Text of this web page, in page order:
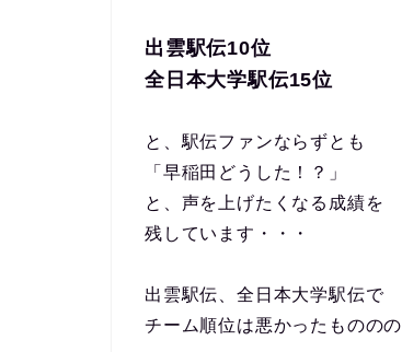
出雲駅伝10位
全日本大学駅伝15位
と、駅伝ファンならずとも
「早稲田どうした！？」
と、声を上げたくなる成績を
残しています・・・
出雲駅伝、全日本大学駅伝で
チーム順位は悪かったもののの